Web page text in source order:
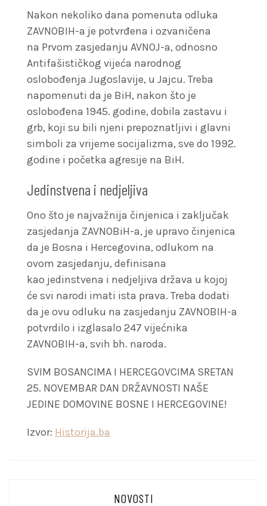
Nakon nekoliko dana pomenuta odluka
ZAVNOBIH-a je potvrđena i ozvaničena
na Prvom zasjedanju AVNOJ-a, odnosno
Antifašističkog vijeća narodnog
oslobođenja Jugoslavije, u Jajcu. Treba
napomenuti da je BiH, nakon što je
oslobođena 1945. godine, dobila zastavu i
grb, koji su bili njeni prepoznatljivi i glavni
simboli za vrijeme socijalizma, sve do 1992.
godine i početka agresije na BiH.
Jedinstvena i nedjeljiva
Ono što je najvažnija činjenica i zaključak
zasjedanja ZAVNOBiH-a, je upravo činjenica
da je Bosna i Hercegovina, odlukom na
ovom zasjedanju, definisana
kao jedinstvena i nedjeljiva država u kojoj
će svi narodi imati ista prava. Treba dodati
da je ovu odluku na zasjedanju ZAVNOBIH-a
potvrdilo i izglasalo 247 vijećnika
ZAVNOBIH-a, svih bh. naroda.
SVIM BOSANCIMA I HERCEGOVCIMA SRETAN
25. NOVEMBAR DAN DRŽAVNOSTI NAŠE
JEDINE DOMOVINE BOSNE I HERCEGOVINE!
Izvor: Historija.ba
NOVOSTI